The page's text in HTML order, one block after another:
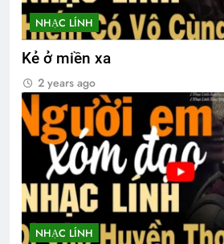
NHẠC LÍNH
Kẻ ở miền xa
2 years ago
NHẠC LÍNH